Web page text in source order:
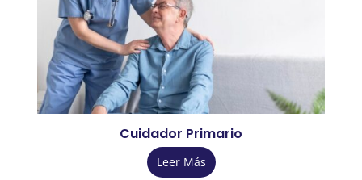
Cuidador Primario
Leer Más